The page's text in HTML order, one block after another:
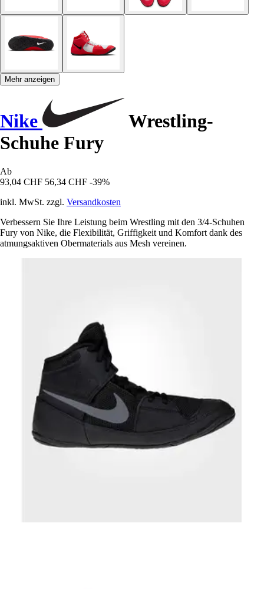
Mehr anzeigen
Nike
Wrestling-
Schuhe Fury
Ab
93,04 CHF 56,34 CHF -39%
inkl. MwSt. zzgl. Versandkosten
Verbessern Sie Ihre Leistung beim Wrestling mit den 3/4-Schuhen
Fury von Nike, die Flexibilität, Griffigkeit und Komfort dank des
atmungsaktiven Obermaterials aus Mesh vereinen.